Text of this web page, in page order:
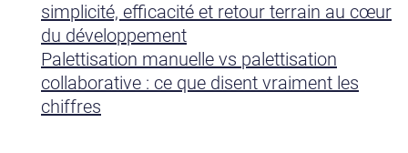
simplicité, efficacité et retour terrain au cœur
du développement
Palettisation manuelle vs palettisation
collaborative : ce que disent vraiment les
chiffres